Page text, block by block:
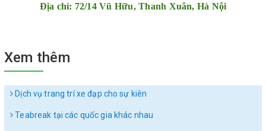
Địa chỉ: 72/14 Vũ Hữu, Thanh Xuân, Hà Nội
Xem thêm
Dịch vụ trang trí xe đạp cho sự kiên
Teabreak tại các quốc gia khác nhau